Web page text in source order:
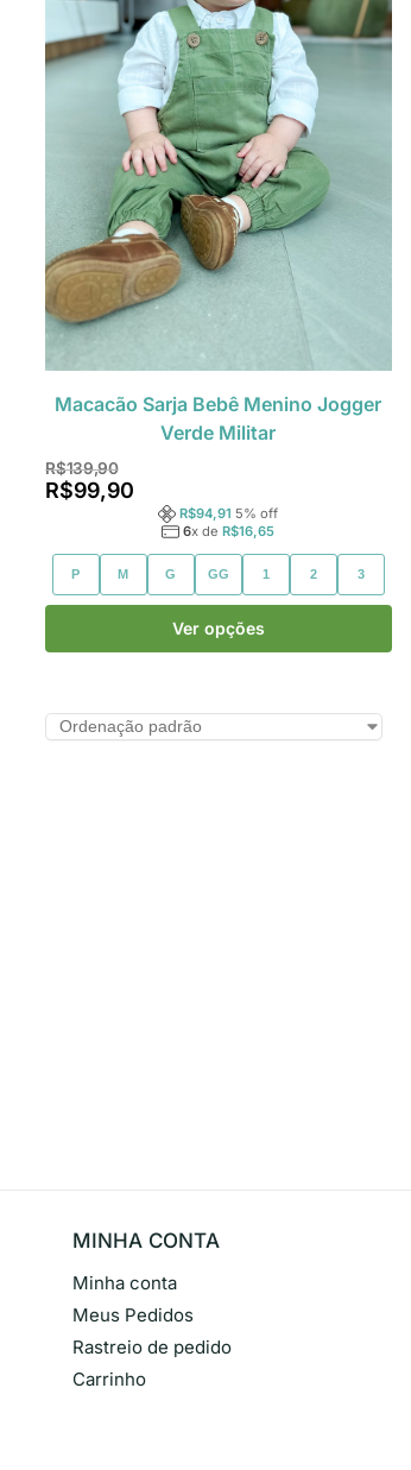
Macacão Sarja Bebê Menino Jogger
Verde Militar
R$139,90
R$99,90
R$94,91 5% off
6x deR$16,65
P M G GG 1 2 3
Ver opções
MINHA CONTA
Minha conta
Meus Pedidos
Rastreio de pedido
Carrinho